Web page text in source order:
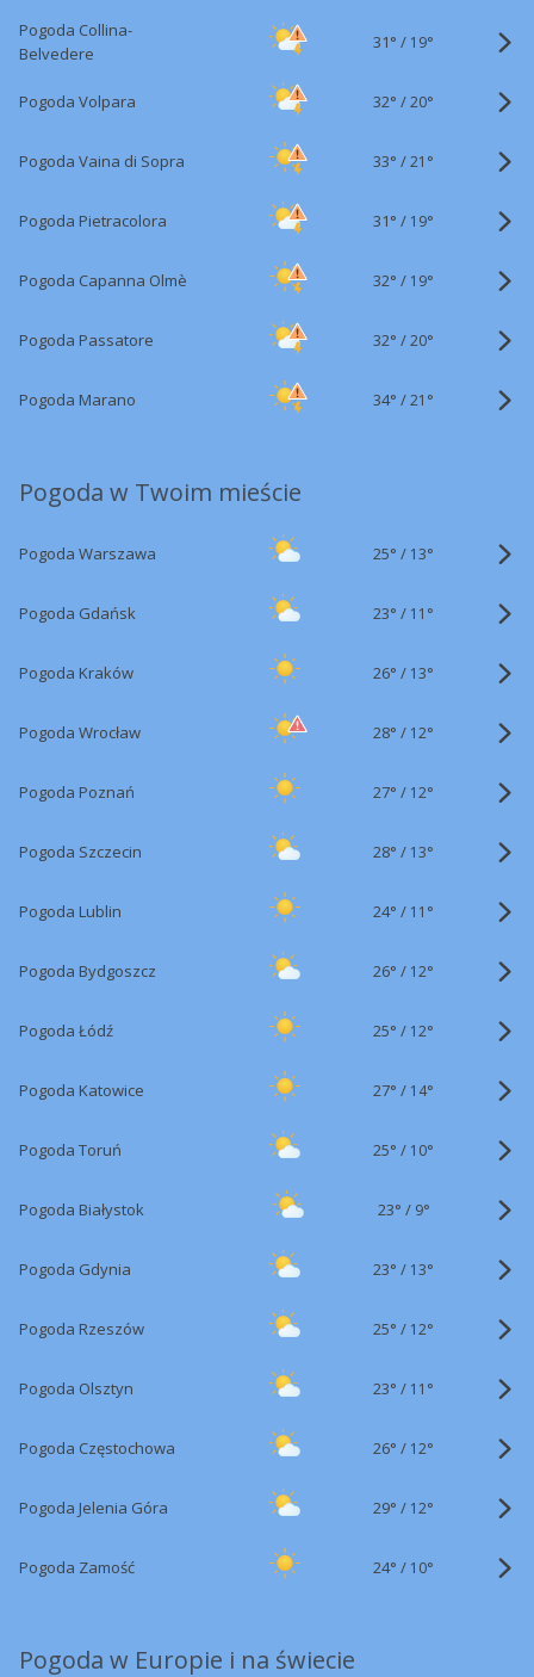
Pogoda Collina-
Belvedere
31° / 19°
Pogoda Volpara 32° /20°
Pogoda Vaina di Sopra 33° /21°
Pogoda Pietracolora 31° / 19°
Pogoda Capanna Olmè 32° / 19°
Pogoda Passatore 32° /20°
Pogoda Marano 34° /21°
Pogoda w Twoim mieście
Pogoda Warszawa 25° / 13°
Pogoda Gdańsk 23° / 11°
Pogoda Kraków 26° / 13°
Pogoda Wrocław 28° / 12°
Pogoda Poznań 27° / 12°
Pogoda Szczecin 28° / 13°
Pogoda Lublin 24° / 11°
Pogoda Bydgoszcz 26° / 12°
Pogoda Łódź 25° / 12°
Pogoda Katowice 27° / 14°
Pogoda Toruń 25° / 10°
Pogoda Białystok 23° / 9°
Pogoda Gdynia 23° / 13°
Pogoda Rzeszów 25° / 12°
Pogoda Olsztyn 23° / 11°
Pogoda Częstochowa 26° / 12°
Pogoda Jelenia Góra 29° / 12°
Pogoda Zamość 24° / 10°
Pogoda w Europie i na świecie